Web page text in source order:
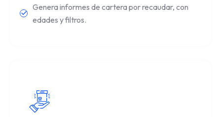
Genera informes de cartera por recaudar, con
edades y filtros.